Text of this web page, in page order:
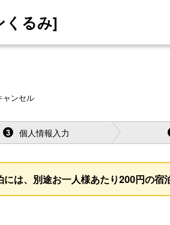
くるみ]
ャンセル
3 個人情報入力
は、別途お一人様あたり200円の宿